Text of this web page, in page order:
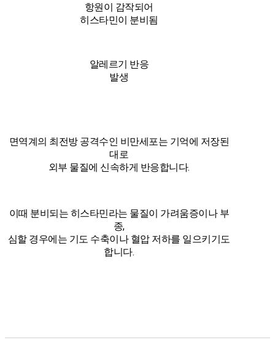
항원이 감작되어
히스타민이 분비됨
알레르기 반응
발생
면역계의 최전방 공격수인 비만세포는 기억에 저장된
대로
외부 물질에 신속하게 반응합니다.
이때 분비되는 히스타민라는 물질이 가려움증이나 부
종,
심할 경우에는 기도 수축이나 혈압 저하를 일으키기도
합니다.